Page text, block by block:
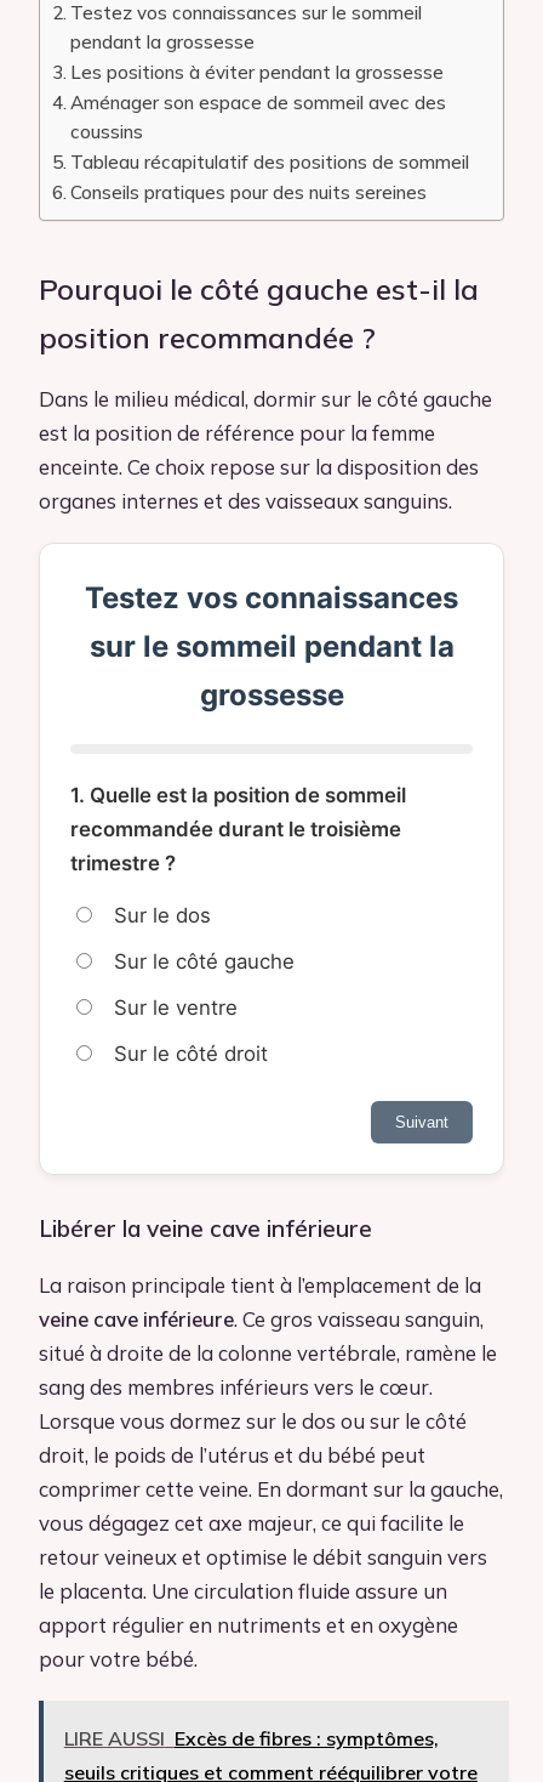
Testez vos connaissances sur le sommeil
pendant la grossesse
Les positions à éviter pendant la grossesse
Aménager son espace de sommeil avec des
coussins
Tableau récapitulatif des positions de sommeil
Conseils pratiques pour des nuits sereines
Pourquoi le côté gauche est-il la
position recommandée ?
Dans le milieu médical, dormir sur le côté gauche
est la position de référence pour la femme
enceinte. Ce choix repose sur la disposition des
organes internes et des vaisseaux sanguins.
Testez vos connaissances
sur le sommeil pendant la
grossesse
1. Quelle est la position de sommeil
recommandée durant le troisième
trimestre ?
Sur le dos
Sur le côté gauche
Sur le ventre
Sur le côté droit
Suivant
Libérer la veine cave inférieure
La raison principale tient à l’emplacement de la
veine cave inférieure. Ce gros vaisseau sanguin,
situé à droite de la colonne vertébrale, ramène le
sang des membres inférieurs vers le cœur.
Lorsque vous dormez sur le dos ou sur le côté
droit, le poids de l’utérus et du bébé peut
comprimer cette veine. En dormant sur la gauche,
vous dégagez cet axe majeur, ce qui facilite le
retour veineux et optimise le débit sanguin vers
le placenta. Une circulation fluide assure un
apport régulier en nutriments et en oxygène
pour votre bébé.
LIRE AUSSI Excès de fibres : symptômes,
seuils critiques et comment rééquilibrer votre